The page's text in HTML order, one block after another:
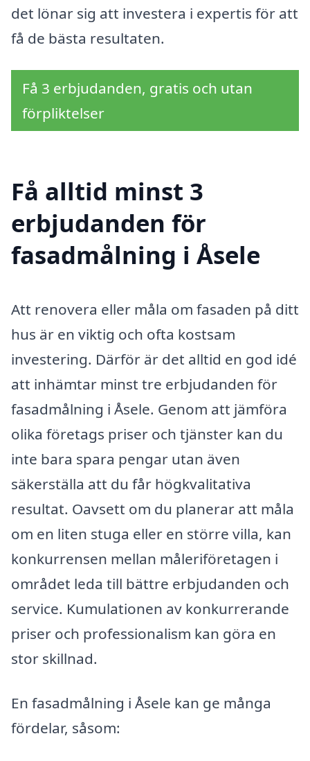
det lönar sig att investera i expertis för att
få de bästa resultaten.
Få 3 erbjudanden, gratis och utan
förpliktelser
Få alltid minst 3
erbjudanden för
fasadmålning i Åsele
Att renovera eller måla om fasaden på ditt
hus är en viktig och ofta kostsam
investering. Därför är det alltid en god idé
att inhämtar minst tre erbjudanden för
fasadmålning i Åsele. Genom att jämföra
olika företags priser och tjänster kan du
inte bara spara pengar utan även
säkerställa att du får högkvalitativa
resultat. Oavsett om du planerar att måla
om en liten stuga eller en större villa, kan
konkurrensen mellan måleriföretagen i
området leda till bättre erbjudanden och
service. Kumulationen av konkurrerande
priser och professionalism kan göra en
stor skillnad.
En fasadmålning i Åsele kan ge många
fördelar, såsom: